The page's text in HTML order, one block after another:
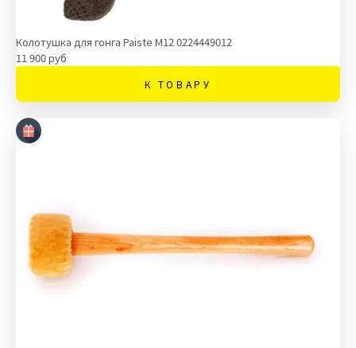
Колотушка для гонга Paiste M12 0224449012
11 900 руб
К ТОВАРУ